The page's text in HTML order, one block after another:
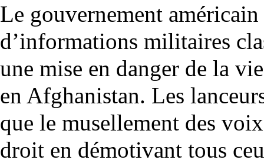
Le gouvernement
d’informations militaires
une mise en danger de la
en Afghanistan. Les
que le musellement des
droit en démotivant tous